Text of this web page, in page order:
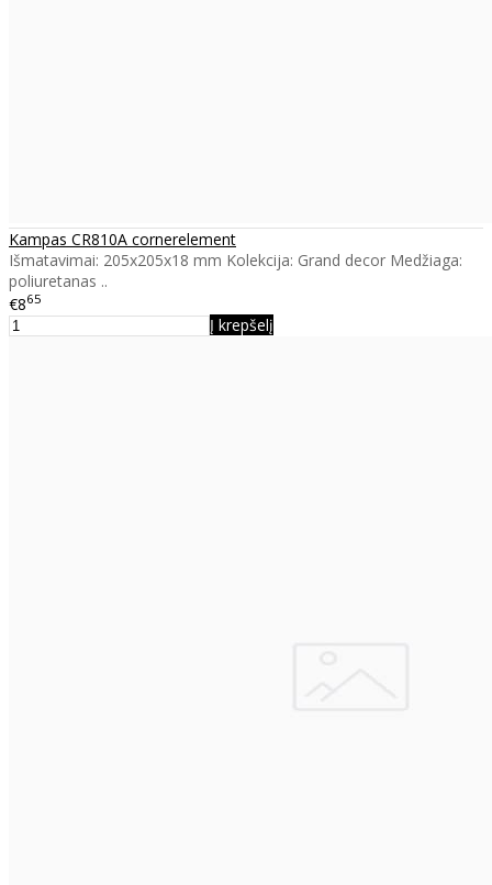
Kampas CR810A cornerelement
Išmatavimai: 205x205x18 mm Kolekcija: Grand decor Medžiaga:
poliuretanas ..
€865
Į krepšelį